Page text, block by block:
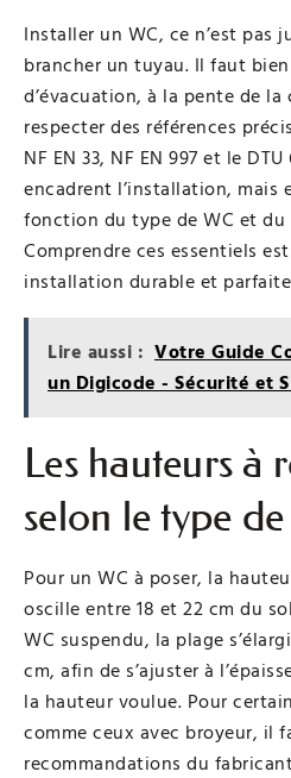
Installer un WC, ce n’est pas
brancher un tuyau. Il faut
d’évacuation, à la pente de
respecter des références
NF EN 33, NF EN 997 et le DTU
encadrent l’installation, mais
fonction du type de WC et
Comprendre ces essentiels
installation durable et
Lire aussi : Votre Guide
un Digicode - Sécurité et
Les hauteurs à
selon le type
Pour un WC à poser, la
oscille entre 18 et 22 cm du
WC suspendu, la plage
cm, afin de s’ajuster à
la hauteur voulue. Pour
comme ceux avec broyeur, il
recommandations du